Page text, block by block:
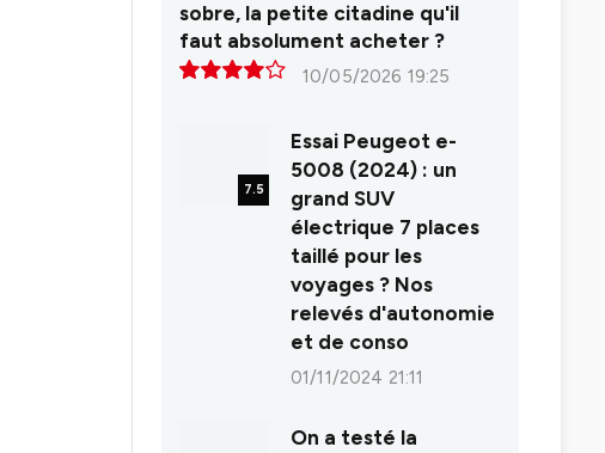
sobre, la petite citadine qu'il
faut absolument acheter ?
10/05/2026 19:25
7.5
Essai Peugeot e-
5008 (2024) : un
grand SUV
électrique 7 places
taillé pour les
voyages ? Nos
relevés d'autonomie
et de conso
01/11/2024 21:11
On a testé la